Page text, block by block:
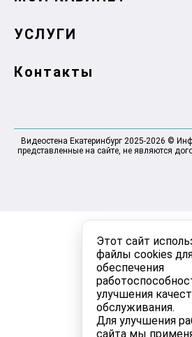
Этот сайт
файлы cookies
обеспечения
улучшения
обслуживания.
Для улучшения
сайта мы
УСЛУГИ
Контакты
Видеостена Екатеринбург 2025-2026 ©
представленные на сайте, не являются